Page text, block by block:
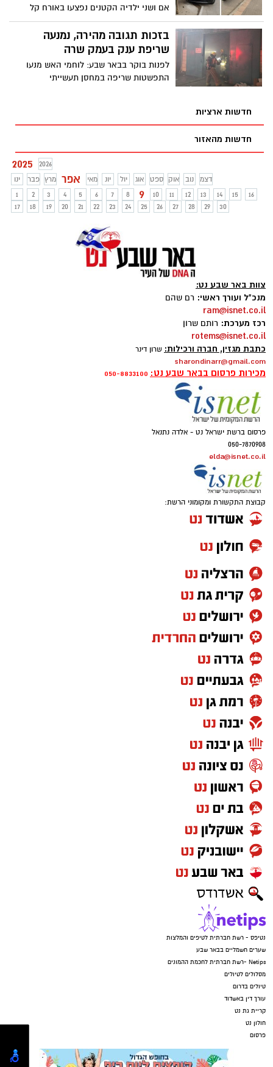
אם ושני ילדיה הקטנים נפצעו באורח קל
לאחר שהתנגשו עם משאית ברחוב הרצל
רוזנבלום בבאר שבע; צוותי איחוד הצלה
העניקו טיפול ראשוני במקום
בזכות תגובה מהירה, נמנעה
שריפת ענק בעמק שרה
לפנות בוקר בבאר שבע: לוחמי האש מנעו
התפשטות שריפה במחסן תעשייתי
חדשות ארציות
חדשות מהאזור
2025
2026
ינו
פבר מרץ אפר מאי יונ יול אוג ספט אוק נוב
דצמ
1
2 3 4 5 6 7 8 9 10 11 12 13 14 15
16
17
18 19 20 21 22 23 24 25 26 27 28 29 30
צוות באר שבע נט:
מנכ"ל ועורך ראשי: רם שהם
ram@isnet.co.il
רכז מערכת: רותם שרון
rotems@isnet.co.il
כתבת מגזין, חברה ורכילות: שרון דינר
sharondinarr@gmail.com
מכירות פרסום בבאר שבע נט: 050-8833100
פרסום ברשת ישראל נט - אלדה נתנאל
050-7870908
elda@isnet.co.il
קבוצת התקשורת ומקומוני הרשת:
נטיפס - רשת חברתית לטיפים והמלצות
שערים חשמליים בבאר שבע
Netips -רשת חברתית לחכמת ההמונים
מסלולים לטיולים
טיולים בדרום
עורך דין באשדוד
קריית גת נט
חולון נט
פרסום